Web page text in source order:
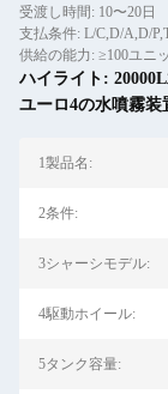
受渡し時間: 10〜20日
支払条件: L/C,D/A,D/
供給の能力: ≥100ユニ
ハイライト:
ユーロ4の水噴霧装
1製品名:
2条件:
3シャーシモデル:
4駆動ホイール:
5タンク容量: